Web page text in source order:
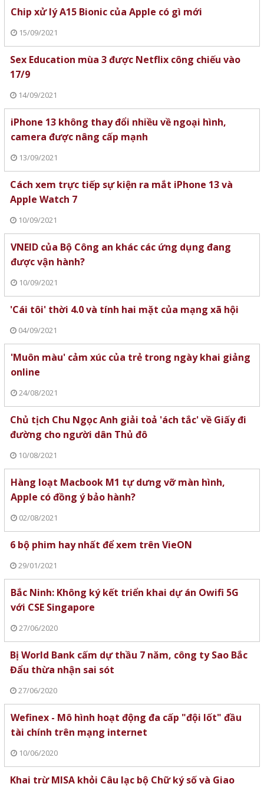
Chip xử lý A15 Bionic của Apple có gì mới
15/09/2021
Sex Education mùa 3 được Netflix công chiếu vào
17/9
14/09/2021
iPhone 13 không thay đổi nhiều về ngoại hình,
camera được nâng cấp mạnh
13/09/2021
Cách xem trực tiếp sự kiện ra mắt iPhone 13 và
Apple Watch 7
10/09/2021
VNEID của Bộ Công an khác các ứng dụng đang
được vận hành?
10/09/2021
'Cái tôi' thời 4.0 và tính hai mặt của mạng xã hội
04/09/2021
'Muôn màu' cảm xúc của trẻ trong ngày khai giảng
online
24/08/2021
Chủ tịch Chu Ngọc Anh giải toả 'ách tắc' về Giấy đi
đường cho người dân Thủ đô
10/08/2021
Hàng loạt Macbook M1 tự dưng vỡ màn hình,
Apple có đồng ý bảo hành?
02/08/2021
6 bộ phim hay nhất để xem trên VieON
29/01/2021
Bắc Ninh: Không ký kết triển khai dự án Owifi 5G
với CSE Singapore
27/06/2020
Bị World Bank cấm dự thầu 7 năm, công ty Sao Bắc
Đẩu thừa nhận sai sót
27/06/2020
Wefinex - Mô hình hoạt động đa cấp "đội lốt" đầu
tài chính trên mạng internet
10/06/2020
Khai trừ MISA khỏi Câu lạc bộ Chữ ký số và Giao